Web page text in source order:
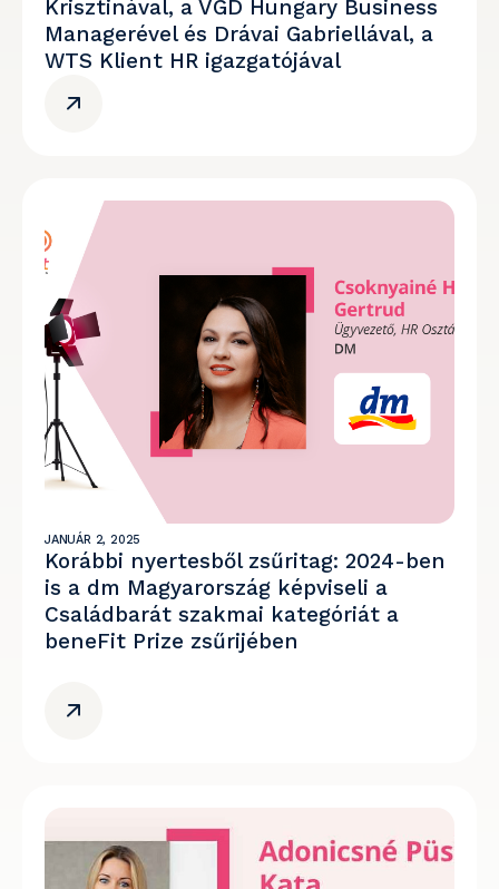
Krisztinával, a VGD Hungary Business
Managerével és Drávai Gabriellával, a
WTS Klient HR igazgatójával
JANUÁR 2, 2025
Korábbi nyertesből zsűritag: 2024-ben
is a dm Magyarország képviseli a
Családbarát szakmai kategóriát a
beneFit Prize zsűrijében